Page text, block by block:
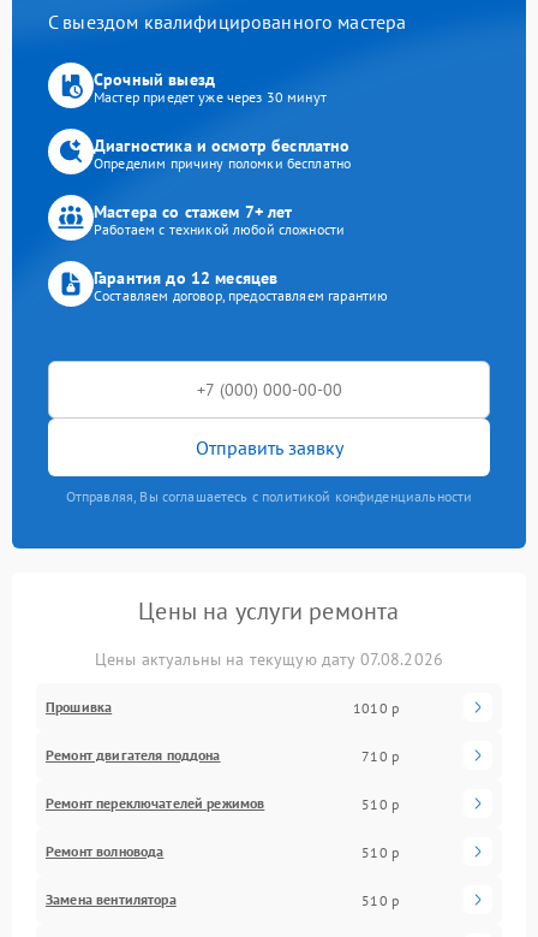
С выездом квалифицированного мастера
Срочный выезд
Мастер приедет уже через 30 минут
Диагностика и осмотр бесплатно
Определим причину поломки бесплатно
Мастера со стажем 7+ лет
Работаем с техникой любой сложности
Гарантия до 12 месяцев
Составляем договор, предоставляем гарантию
Отправить заявку
Отправляя, Вы соглашаетесь с политикой конфиденциальности
Цены на услуги ремонта
Цены актуальны на текущую дату 07.08.2026
Прошивка 1010 р
Ремонт двигателя поддона 710 р
Ремонт переключателей режимов 510 р
Ремонт волновода 510 р
Замена вентилятора 510 р